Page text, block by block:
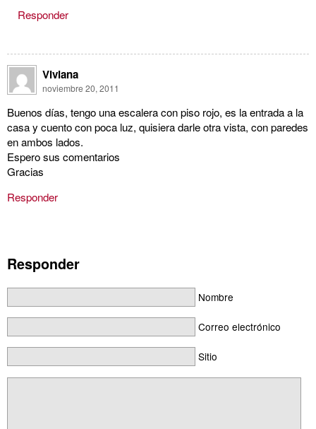
Responder
Viviana
noviembre 20, 2011
Buenos días, tengo una escalera con piso rojo, es la entrada a la
casa y cuento con poca luz, quisiera darle otra vista, con paredes
en ambos lados.
Espero sus comentarios
Gracias
Responder
Responder
Nombre
Correo electrónico
Sitio